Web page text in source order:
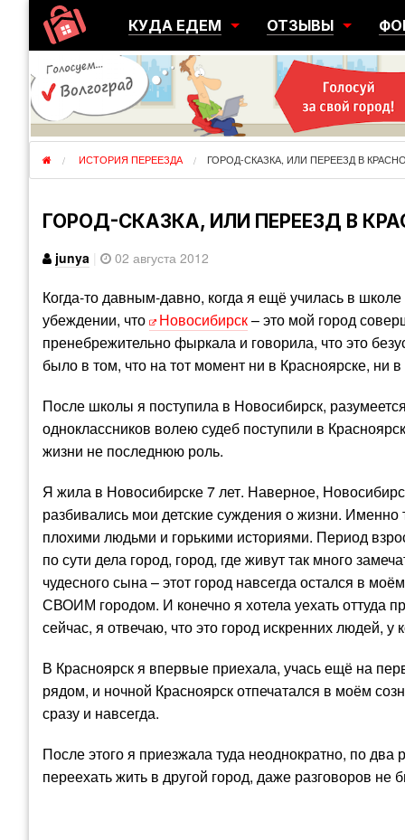
КУДА ЕДЕМ
ГОРОДА
РЕГИОНЫ
ОТЗЫВЫ
ПЕРЕЕЗДЫ
ЭМИГРАЦИЯ
ИСТОРИЯ ПЕРЕЕЗДА ГОРОД-СКАЗКА, ИЛИ ПЕРЕЕЗД В
ГОРОД-СКАЗКА, ИЛИ ПЕРЕЕЗД В
junya 02 августа 2012
Когда-то давным-давно, когда я ещё училась в
убеждении, что
Новосибирск– это мой город
пренебрежительно фыркала и говорила, что это
было в том, что на тот момент ни в Красноярске, ни
После школы я поступила в Новосибирск,
одноклассников волею судеб поступили в
жизни не последнюю роль.
Я жила в Новосибирске 7 лет. Наверное,
разбивались мои детские суждения о жизни.
плохими людьми и горькими историями. Период
по сути дела город, город, где живут так много
чудесного сына – этот город навсегда остался в
СВОИМ городом. И конечно я хотела уехать оттуда
сейчас, я отвечаю, что это город искренних людей,
В Красноярск я впервые приехала, учась ещё на
рядом, и ночной Красноярск отпечатался в моём
сразу и навсегда.
После этого я приезжала туда неоднократно, по
переехать жить в другой город, даже разговоров